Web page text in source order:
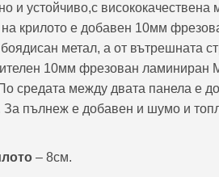
и устойчиво,с висококачествена
крилото е добавен 10мм
метал, а от вътрешната
10мм фрезован ламиниран
средата между двата панела е
За пълнеж е добавен и шумо и
– 8см.